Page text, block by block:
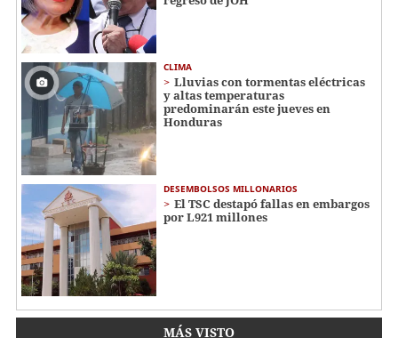
CLIMA
Lluvias con tormentas eléctricas
y altas temperaturas
predominarán este jueves en
Honduras
DESEMBOLSOS MILLONARIOS
El TSC destapó fallas en embargos
por L921 millones
MÁS VISTO